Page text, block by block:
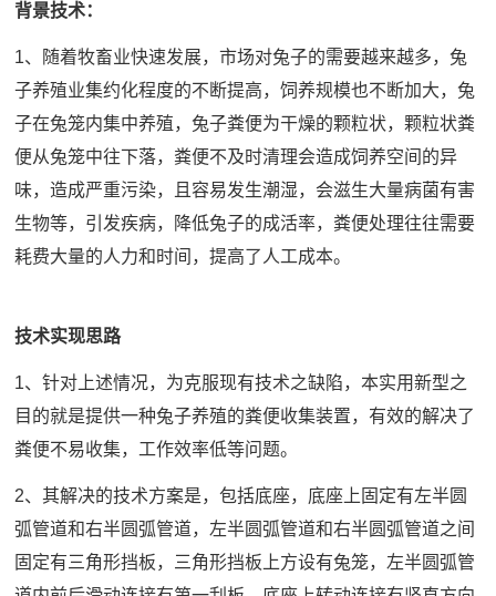
背景技术：
1、随着牧畜业快速发展，市场对兔子的需要越来越多，兔
子养殖业集约化程度的不断提高，饲养规模也不断加大，兔
子在兔笼内集中养殖，兔子粪便为干燥的颗粒状，颗粒状粪
便从兔笼中往下落，粪便不及时清理会造成饲养空间的异
味，造成严重污染，且容易发生潮湿，会滋生大量病菌有害
生物等，引发疾病，降低兔子的成活率，粪便处理往往需要
耗费大量的人力和时间，提高了人工成本。
技术实现思路
1、针对上述情况，为克服现有技术之缺陷，本实用新型之
目的就是提供一种兔子养殖的粪便收集装置，有效的解决了
粪便不易收集，工作效率低等问题。
2、其解决的技术方案是，包括底座，底座上固定有左半圆
弧管道和右半圆弧管道，左半圆弧管道和右半圆弧管道之间
固定有三角形挡板，三角形挡板上方设有兔笼，左半圆弧管